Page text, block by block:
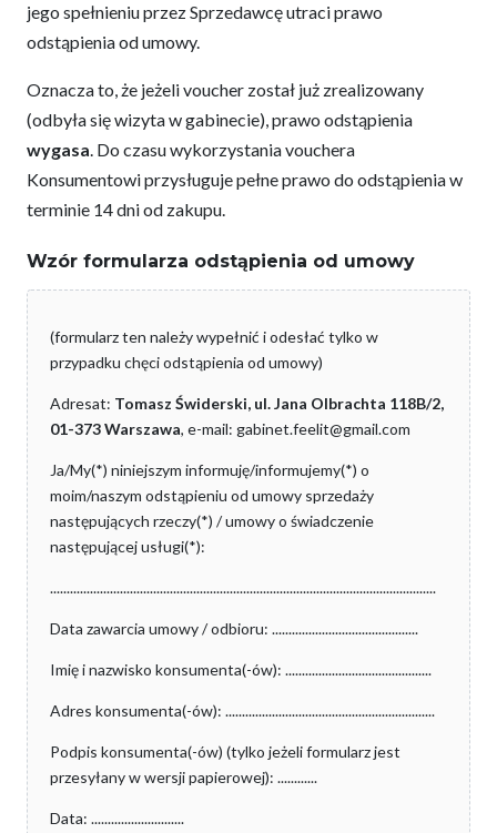
jego spełnieniu przez Sprzedawcę utraci prawo
odstąpienia od umowy.
Oznacza to, że jeżeli voucher został już zrealizowany
(odbyła się wizyta w gabinecie), prawo odstąpienia
wygasa. Do czasu wykorzystania vouchera
Konsumentowi przysługuje pełne prawo do odstąpienia w
terminie 14 dni od zakupu.
Wzór formularza odstąpienia od umowy
(formularz ten należy wypełnić i odesłać tylko w
przypadku chęci odstąpienia od umowy)
Adresat: Tomasz Świderski, ul. Jana Olbrachta 118B/2,
01-373 Warszawa, e-mail: gabinet.feelit@gmail.com
Ja/My(*) niniejszym informuję/informujemy(*) o
moim/naszym odstąpieniu od umowy sprzedaży
następujących rzeczy(*) / umowy o świadczenie
następującej usługi(*):
....................................................................................................................
Data zawarcia umowy / odbioru: ............................................
Imię i nazwisko konsumenta(-ów): ............................................
Adres konsumenta(-ów): ...............................................................
Podpis konsumenta(-ów) (tylko jeżeli formularz jest
przesyłany w wersji papierowej): ............
Data: ............................